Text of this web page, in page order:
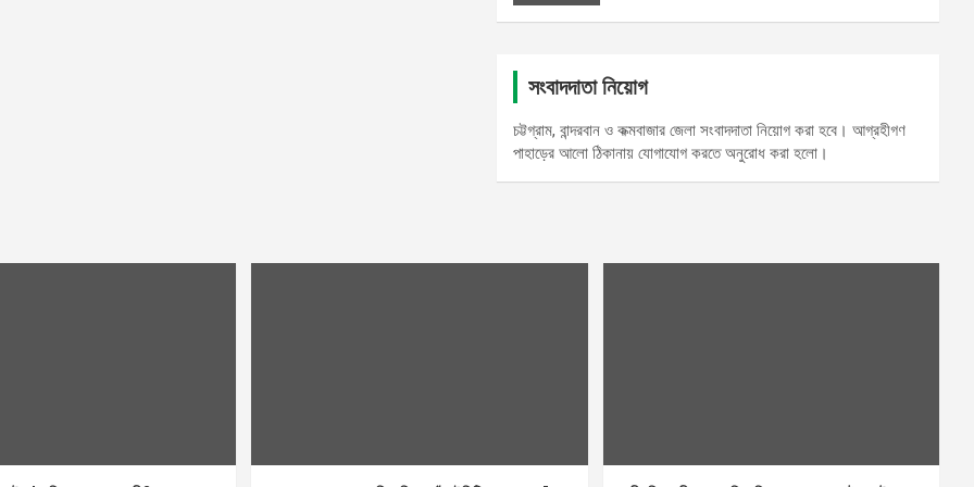
সংবাদদাতা নিয়োগ
চট্টগ্রাম, বান্দরবান ও কক্মবাজার জেলা সংবাদদাতা নিয়োগ করা হবে। আগ্রহীগণ
পাহাড়ের আলো ঠিকানায় যোগাযোগ করতে অনুরোধ করা হলো।